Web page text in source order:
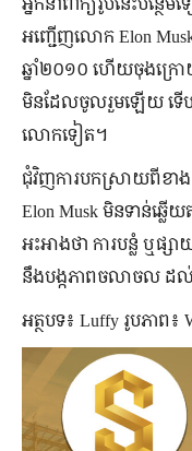
អញ្ជើញលោក Elon
ឆ្នាំ២០១០ ហើយចុងក្រោយ
មិនដែលចូលរួមឡើយ ទើ
លោកទៀត។
ជុំវិញការបកស្រាយពីខា
Elon Musk មិនទាន់ឆ្លើ
អះអាងថា ការបន្លំ ឬផ្
នឹងបង្កភាពចលាចល ដ
អត្ថបទ៖ Luffy រូបភាព៖